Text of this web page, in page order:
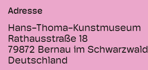
Adresse
Hans-Thoma-Kunstmuseum
Rathausstraße 18
79872 Bernau im Schwarzwald
Deutschland